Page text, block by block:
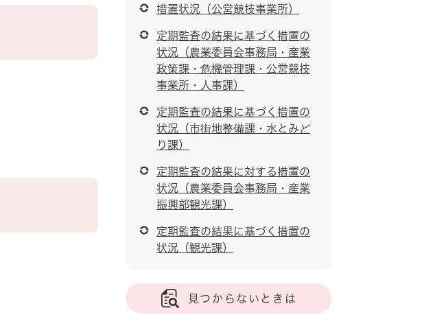
措置状況（公営競技事業所）
定期監査の結果に基づく措置の
状況（農業委員会事務局・産業
政策課・危機管理課・公営競技
事業所・人事課）
定期監査の結果に基づく措置の
状況（市街地整備課・水とみど
り課）
定期監査の結果に対する措置の
状況（農業委員会事務局・産業
振興部観光課）
定期監査の結果に基づく措置の
状況（観光課）
見つからないときは